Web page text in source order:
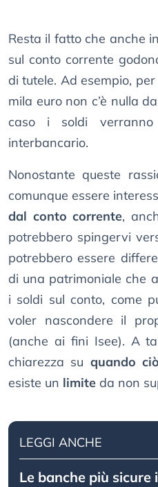
Resta il fatto che anche
sul conto corrente
di tutele. Ad esempio,
mila euro non c’è nulla
caso i soldi
interbancario.
Nonostante queste
comunque essere
dal conto corrente,
potrebbero spingervi
potrebbero essere
di una patrimoniale che
i soldi sul conto, come
voler nascondere il
(anche ai fini Isee). A
chiarezza su quando
esiste un limite da non
LEGGI ANCHE
Le banche più